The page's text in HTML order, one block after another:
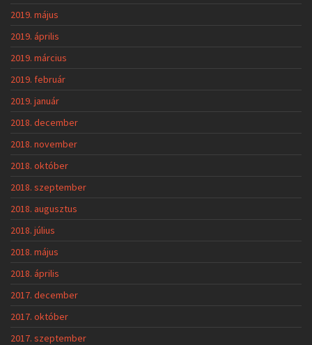
2019. május
2019. április
2019. március
2019. február
2019. január
2018. december
2018. november
2018. október
2018. szeptember
2018. augusztus
2018. július
2018. május
2018. április
2017. december
2017. október
2017. szeptember